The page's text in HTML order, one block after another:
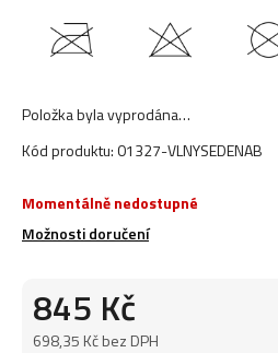
Položka byla vyprodána…
Kód produktu:01327-VLNYSEDENAB
Momentálně nedostupné
Možnosti doručení
845 Kč
698,35 Kč bez DPH